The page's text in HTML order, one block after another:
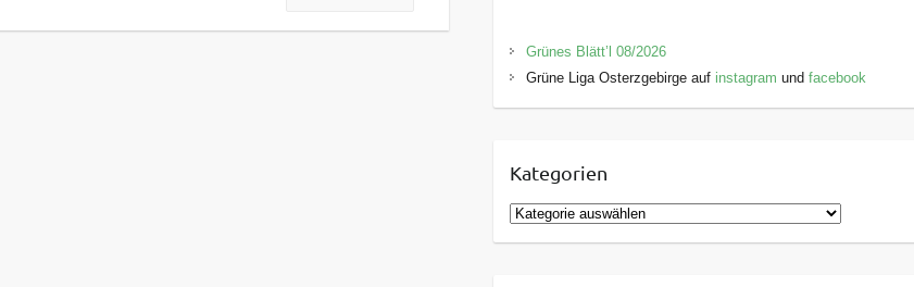
Grünes Blätt’l 08/2026
Grüne Liga Osterzgebirge auf instagram und facebook
Kategorien
K
a